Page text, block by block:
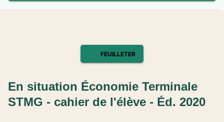
FEUILLETER
En situation Économie Terminale
STMG - cahier de l'élève - Éd. 2020